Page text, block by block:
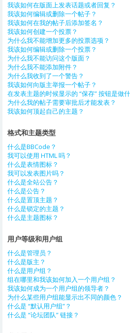
我该如何在版面上发表话题或者回复？
我该如何编辑或删除一个帖子？
我该如何在我的帖子后添加签名？
我该如何创建一个投票？
为什么我不能增加更多的投票选项？
我该如何编辑或删除一个投票？
为什么我不能访问这个版面？
为什么我不能添加附件？
为什么我收到了一个警告？
我该如何向版主举报一个帖子？
在发表主题的时候显示的 “保存” 按钮是做
为什么我的帖子需要审批后才能发表？
我该如何顶起自己的主题？
格式和主题类型
什么是BBCode？
我可以使用 HTML 吗？
什么是表情图标？
我可以发表图片吗？
什么是全站公告？
什么是公告？
什么是置顶主题？
什么是锁定的主题？
什么是主题图标？
用户等级和用户组
什么是管理员？
什么是版主？
什么是用户组？
组在哪里和我该如何加入一个用户组？
我该如何成为一个用户组的领导者？
为什么某些用户组能显示出不同的颜色？
什么是 “默认用户组”？
什么是 “论坛团队” 链接？